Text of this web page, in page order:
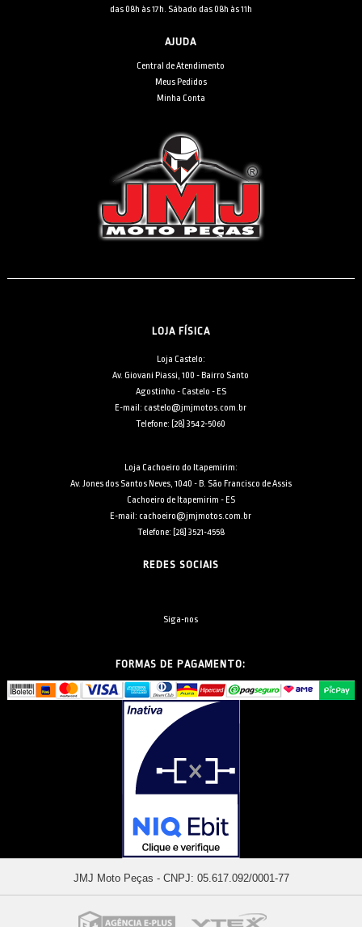
das 08h às 17h. Sábado das 08h às 11h
AJUDA
Central de Atendimento
Meus Pedidos
Minha Conta
LOJA FÍSICA
Loja Castelo:
Av. Giovani Piassi, 100 - Bairro Santo
Agostinho - Castelo - ES
E-mail: castelo@jmjmotos.com.br
Telefone: [28] 3542-5060
Loja Cachoeiro do Itapemirim:
Av. Jones dos Santos Neves, 1040 - B. São Francisco de Assis
Cachoeiro de Itapemirim - ES
E-mail: cachoeiro@jmjmotos.com.br
Telefone: [28] 3521-4558
REDES SOCIAIS
Siga-nos
FORMAS DE PAGAMENTO:
JMJ Moto Peças - CNPJ: 05.617.092/0001-77